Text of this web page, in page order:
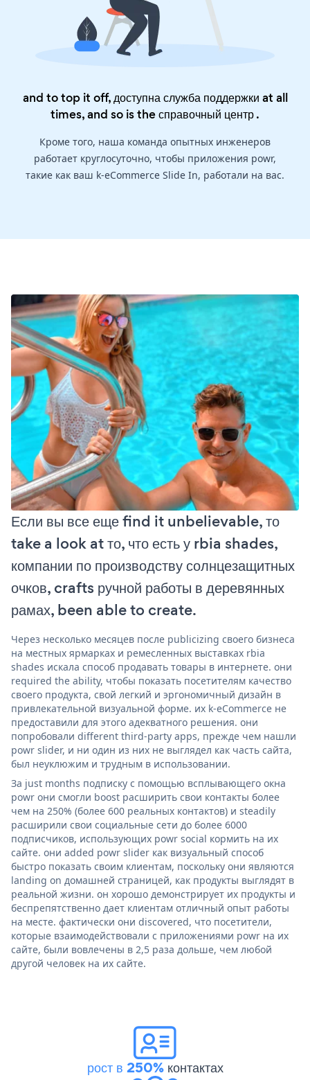
and to top it off, доступна служба поддержки at all
times, and so is theсправочный центр.
Кроме того, наша команда опытных инженеров
работает круглосуточно, чтобы приложения powr,
такие как ваш k-eCommerce Slide In, работали на вас.
Если вы все еще find it unbelievable, то
take a look at то, что есть у rbia shades,
компании по производству солнцезащитных
очков, crafts ручной работы в деревянных
рамах, been able to create.
Через несколько месяцев после publicizing своего бизнеса
на местных ярмарках и ремесленных выставках rbia
shades искала способ продавать товары в интернете. они
required the ability, чтобы показать посетителям качество
своего продукта, свой легкий и эргономичный дизайн в
привлекательной визуальной форме. их k-eCommerce не
предоставили для этого адекватного решения. они
попробовали different third-party apps, прежде чем нашли
powr slider, и ни один из них не выглядел как часть сайта,
был неуклюжим и трудным в использовании.
За just months подписку с помощью всплывающего окна
powr они смогли boost расширить свои контакты более
чем на 250% (более 600 реальных контактов) и steadily
расширили свои социальные сети до более 6000
подписчиков, использующих powr social кормить на их
сайте. они added powr slider как визуальный способ
быстро показать своим клиентам, поскольку они являются
landing on домашней страницей, как продукты выглядят в
реальной жизни. он хорошо демонстрирует их продукты и
беспрепятственно дает клиентам отличный опыт работы
на месте. фактически они discovered, что посетители,
которые взаимодействовали с приложениями powr на их
сайте, были вовлечены в 2,5 раза дольше, чем любой
другой человек на их сайте.
рост в 250%контактах